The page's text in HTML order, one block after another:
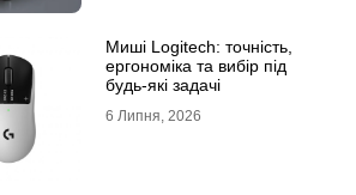
Миші Logitech: точність,
ергономіка та вибір під
будь-які задачі
6 Липня, 2026